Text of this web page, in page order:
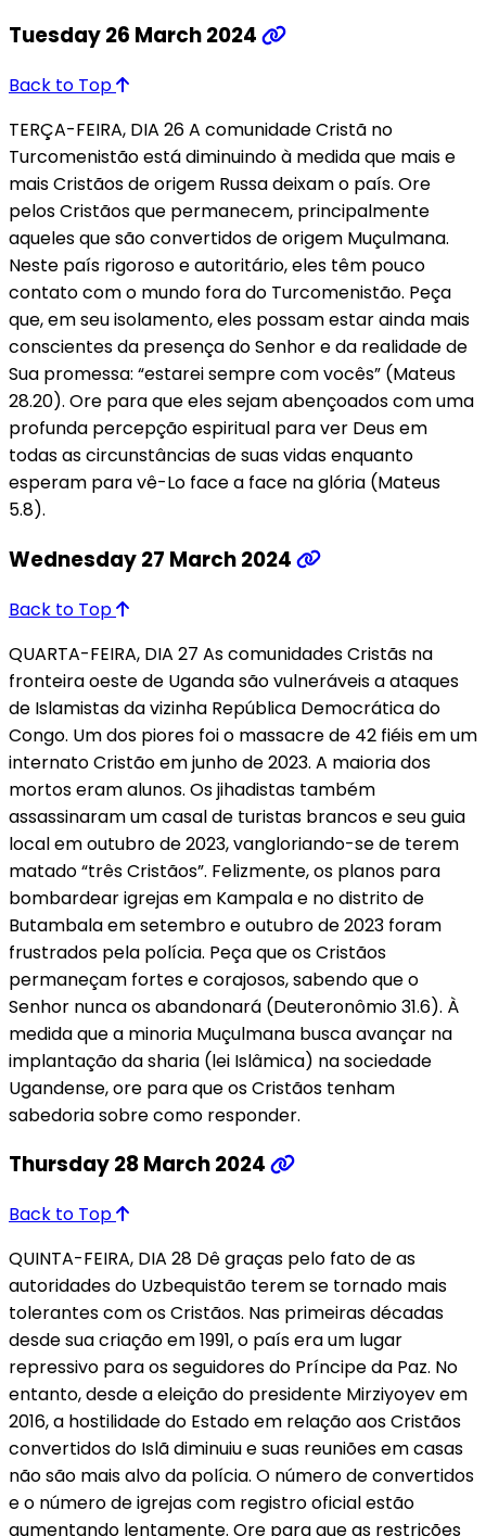
Tuesday 26 March 2024
Back to Top
TERÇA-FEIRA, DIA 26 A comunidade Cristã no
Turcomenistão está diminuindo à medida que mais e
mais Cristãos de origem Russa deixam o país. Ore
pelos Cristãos que permanecem, principalmente
aqueles que são convertidos de origem Muçulmana.
Neste país rigoroso e autoritário, eles têm pouco
contato com o mundo fora do Turcomenistão. Peça
que, em seu isolamento, eles possam estar ainda mais
conscientes da presença do Senhor e da realidade de
Sua promessa: “estarei sempre com vocês” (Mateus
28.20). Ore para que eles sejam abençoados com uma
profunda percepção espiritual para ver Deus em
todas as circunstâncias de suas vidas enquanto
esperam para vê-Lo face a face na glória (Mateus
5.8).
Wednesday 27 March 2024
Back to Top
QUARTA-FEIRA, DIA 27 As comunidades Cristãs na
fronteira oeste de Uganda são vulneráveis a ataques
de Islamistas da vizinha República Democrática do
Congo. Um dos piores foi o massacre de 42 fiéis em um
internato Cristão em junho de 2023. A maioria dos
mortos eram alunos. Os jihadistas também
assassinaram um casal de turistas brancos e seu guia
local em outubro de 2023, vangloriando-se de terem
matado “três Cristãos”. Felizmente, os planos para
bombardear igrejas em Kampala e no distrito de
Butambala em setembro e outubro de 2023 foram
frustrados pela polícia. Peça que os Cristãos
permaneçam fortes e corajosos, sabendo que o
Senhor nunca os abandonará (Deuteronômio 31.6). À
medida que a minoria Muçulmana busca avançar na
implantação da sharia (lei Islâmica) na sociedade
Ugandense, ore para que os Cristãos tenham
sabedoria sobre como responder.
Thursday 28 March 2024
Back to Top
QUINTA-FEIRA, DIA 28 Dê graças pelo fato de as
autoridades do Uzbequistão terem se tornado mais
tolerantes com os Cristãos. Nas primeiras décadas
desde sua criação em 1991, o país era um lugar
repressivo para os seguidores do Príncipe da Paz. No
entanto, desde a eleição do presidente Mirziyoyev em
2016, a hostilidade do Estado em relação aos Cristãos
convertidos do Islã diminuiu e suas reuniões em casas
não são mais alvo da polícia. O número de convertidos
e o número de igrejas com registro oficial estão
aumentando lentamente. Ore para que as restrições